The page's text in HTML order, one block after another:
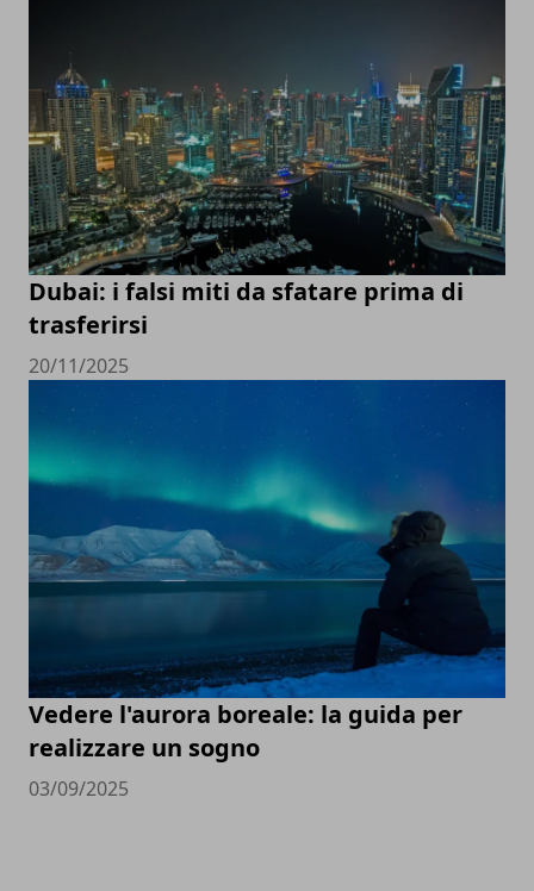
Dubai: i falsi miti da sfatare prima di
trasferirsi
20/11/2025
Vedere l'aurora boreale: la guida per
realizzare un sogno
03/09/2025